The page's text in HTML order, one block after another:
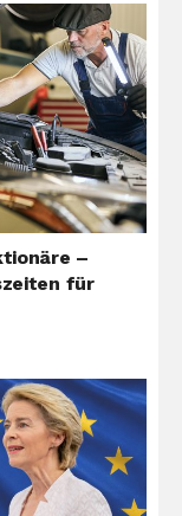
–
für